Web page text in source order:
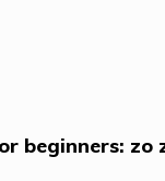
beginners: zo